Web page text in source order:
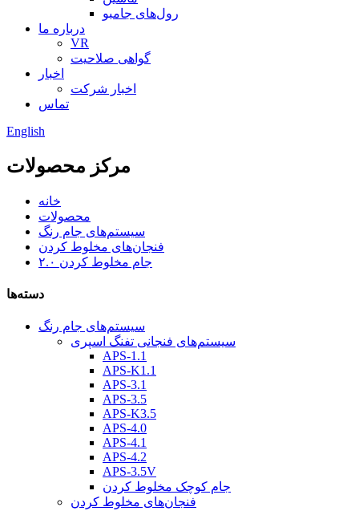
رول‌های جامبو
درباره ما
VR
گواهی صلاحیت
اخبار
اخبار شرکت
تماس
English
مرکز محصولات
خانه
محصولات
سیستم‌های جام رنگ
فنجان‌های مخلوط کردن
جام مخلوط کردن ۲.۰
دسته‌ها
سیستم‌های جام رنگ
سیستم‌های فنجانی تفنگ اسپری
APS-1.1
APS-K1.1
APS-3.1
APS-3.5
APS-K3.5
APS-4.0
APS-4.1
APS-4.2
APS-3.5V
جام کوچک مخلوط کردن
فنجان‌های مخلوط کردن